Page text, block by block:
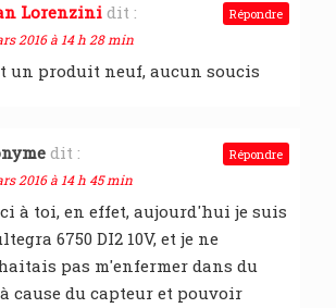
Lorenzinidit :
2016 à 14 h 28 min
un produit neuf, aucun soucis
Répondre
dit :
2016 à 14 h 45 min
à toi, en effet, aujourd'hui je suis
6750 DI2 10V, et je ne
pas m'enfermer dans du
à cause du capteur et pouvoir
Répondre